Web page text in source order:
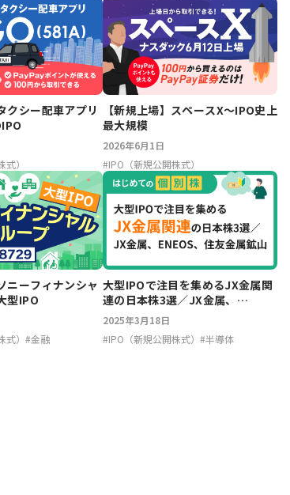
クシー配車アプリ
）
【新規上場】スペースX～IPO史上
最大規模
2026年6月1日
#IPO（新規公開株式）
ニーフィナンシャ
型IPO
） #金融
大型IPOで注目を集めるJX金属関
連の日本株3選／JX金属、
ENEOS、住友金属鉱山
2025年3月18日
#IPO（新規公開株式） #半導体